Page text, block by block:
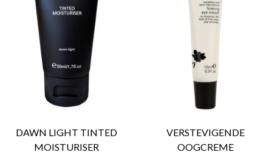
DAWN LIGHT TINTED
MOISTURISER
VERSTEVIGENDE
OOGCREME